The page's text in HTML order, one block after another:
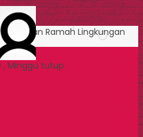
Kemasan Ramah Lingkungan
, Minggu tutup